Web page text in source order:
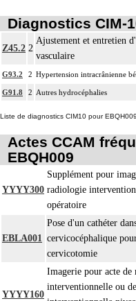
4
thoracotomie latérale,
4
La circulation
chirurgien, l'installation,
ablation. Elle inclut les
- décision de l'indication
- choix du niveau
- choix du débit de CEC
- décision d'arrêt
- définition des
- décision de cardioplégie
- décision d'assistance
La suture d'un vaisseau
Le pontage artériel
Les actes sur le thorax,
4
Les actes sur le thorax,
intrathoracique associée,
Diagnostics CIM-
Z45.2 2
Ajustement et entretien
vasculaire
G93.2 2 Hypertension intracrânienne
G91.8 2 Autres hydrocéphalies
Liste de diagnostics CIM10 pour
Actes CCAM
EBQH009
YYYY300
Supplément pour
radiologie
opératoire
EBLA001
Pose d'un cathéter
cervicocéphalique
cervicotomie
YYYY160
Imagerie pour acte de
interventionnelle ou